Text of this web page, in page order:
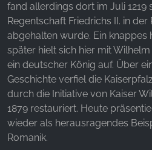
fand allerdings dort im Juli 1219
Regentschaft Friedrichs II. in
abgehalten wurde. Ein knappes
später hielt sich hier mit
ein deutscher König auf. Über
Geschichte verfiel die
durch die Initiative von Kaiser
1879 restauriert. Heute
wieder als herausragendes
Romanik.
EXTERNE MEDIEN
Um Inhalte von
Plattformen anzeigen zu
diesen externen Medien
YouTube